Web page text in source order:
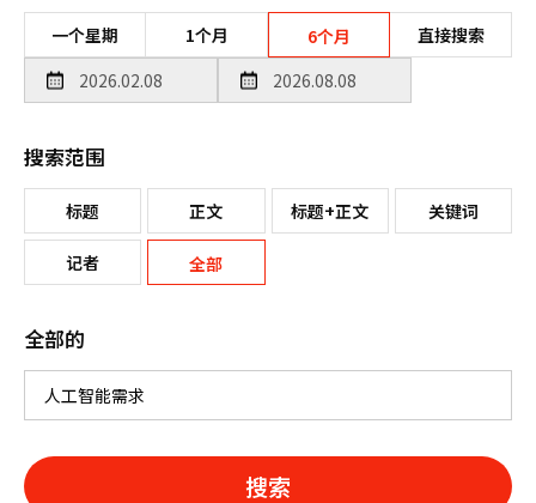
一个星期 1个月 6个月 直接搜索
搜索范围
标题 正文 标题+正文 关键词
记者 全部
全部的
搜索